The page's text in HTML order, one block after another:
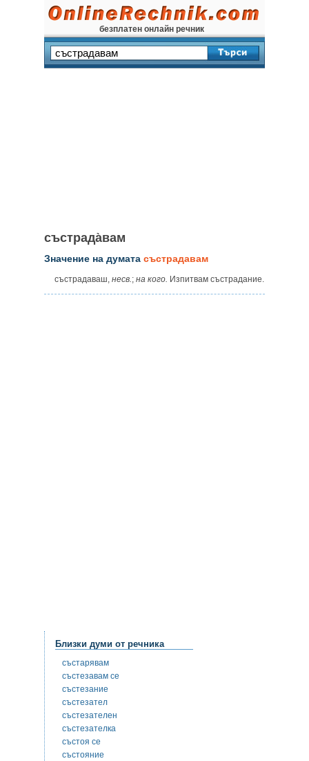
безплатен онлайн речник
състрада̀вам
Значение на думата състрадавам
състрадаваш, несв.; на кого. Изпитвам състрадание.
Близки думи от речника
състарявам
състезавам се
състезание
състезател
състезателен
състезателка
състоя се
състояние